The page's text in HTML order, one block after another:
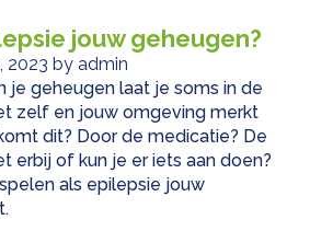
jouw geheugen?
2023 by admin
je geheugen laat je soms in de
zelf en jouw omgeving merkt
dit? Door de medicatie? De
erbij of kun je er iets aan doen?
als epilepsie jouw